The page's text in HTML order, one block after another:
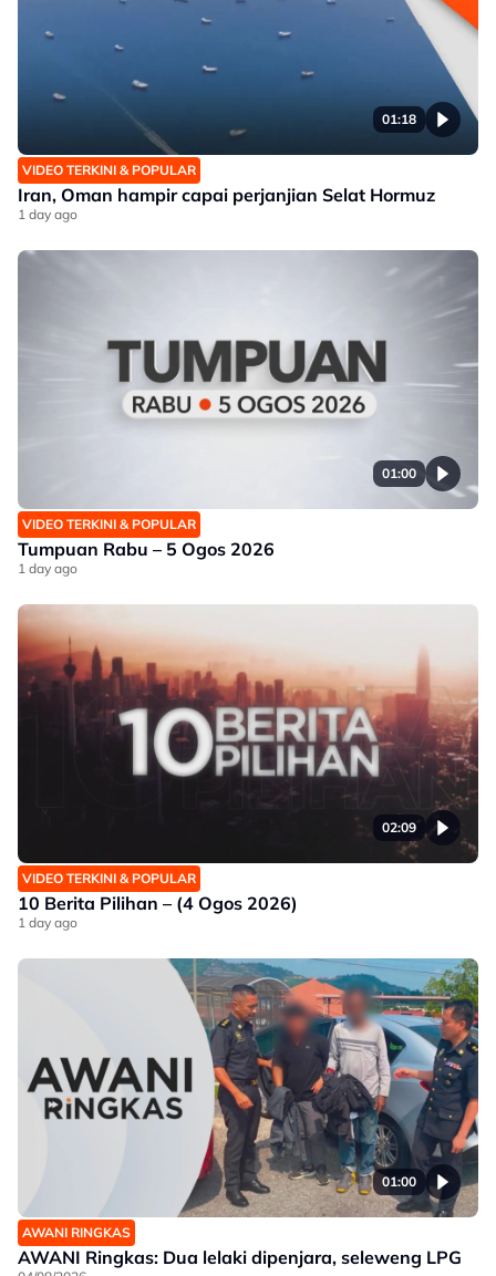
01:18
VIDEO TERKINI & POPULAR
Iran, Oman hampir capai perjanjian Selat Hormuz
1 day ago
01:00
VIDEO TERKINI & POPULAR
Tumpuan Rabu – 5 Ogos 2026
1 day ago
02:09
VIDEO TERKINI & POPULAR
10 Berita Pilihan – (4 Ogos 2026)
1 day ago
01:00
AWANI RINGKAS
AWANI Ringkas: Dua lelaki dipenjara, seleweng LPG